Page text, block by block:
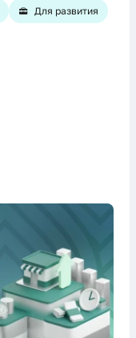
Для развития